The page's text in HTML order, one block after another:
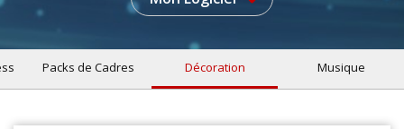
Packs de Cadres Décoration Musique